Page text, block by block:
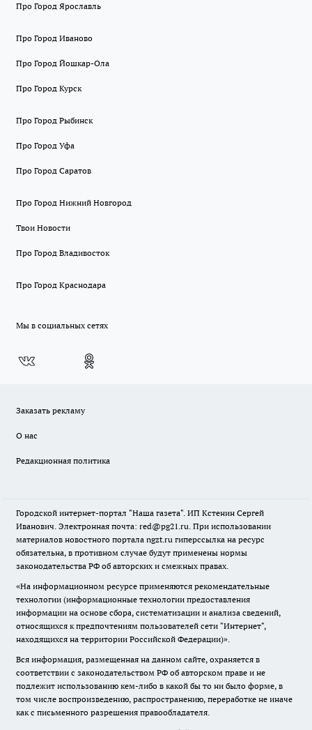
Про Город Ярославль
Про Город Иваново
Про Город Йошкар-Ола
Про Город Курск
Про Город Рыбинск
Про Город Уфа
Про Город Саратов
Про Город Нижний Новгород
Твои Новости
Про Город Владивосток
Про Город Краснодара
Мы в социальных сетях
Заказать рекламу
О нас
Редакционная политика
Городской интернет-портал "Наша газета". ИП Кстенин Сергей
Иванович. Электронная почта: red@pg21.ru. При использовании
материалов новостного портала ngzt.ru гиперссылка на ресурс
обязательна, в противном случае будут применены нормы
законодательства РФ об авторских и смежных правах.
«На информационном ресурсе применяются рекомендательные
технологии (информационные технологии предоставления
информации на основе сбора, систематизации и анализа сведений,
относящихся к предпочтениям пользователей сети "Интернет",
находящихся на территории Российской Федерации)».
Вся информация, размещенная на данном сайте, охраняется в
соответствии с законодательством РФ об авторском праве и не
подлежит использованию кем-либо в какой бы то ни было форме, в
том числе воспроизведению, распространению, переработке не иначе
как с письменного разрешения правообладателя.